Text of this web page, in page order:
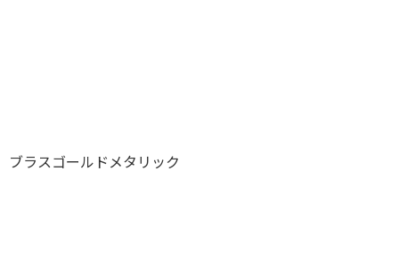
ブラスゴールドメタリック